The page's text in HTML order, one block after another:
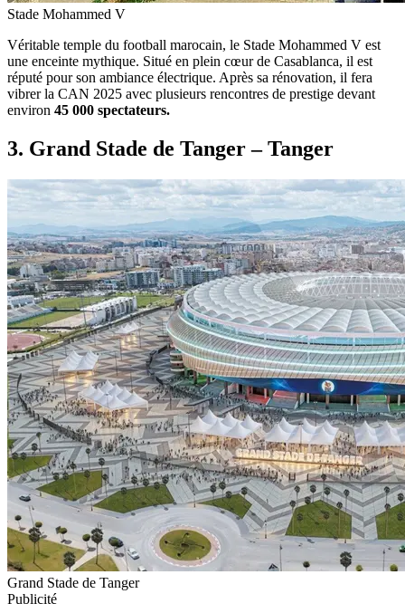
Stade Mohammed V
Véritable temple du football marocain, le Stade Mohammed V est
une enceinte mythique. Situé en plein cœur de Casablanca, il est
réputé pour son ambiance électrique. Après sa rénovation, il fera
vibrer la CAN 2025 avec plusieurs rencontres de prestige devant
environ 45 000 spectateurs.
3. Grand Stade de Tanger – Tanger
Grand Stade de Tanger
Publicité